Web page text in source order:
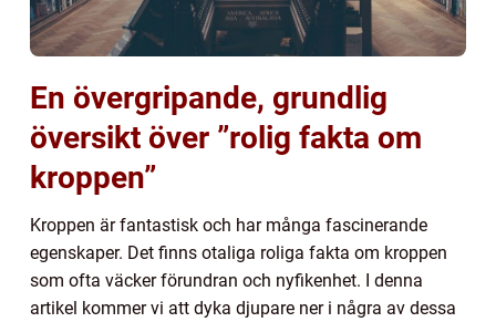
En övergripande, grundlig
översikt över ”rolig fakta om
kroppen”
Kroppen är fantastisk och har många fascinerande
egenskaper. Det finns otaliga roliga fakta om kroppen
som ofta väcker förundran och nyfikenhet. I denna
artikel kommer vi att dyka djupare ner i några av dessa